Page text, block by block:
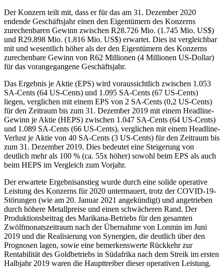
Der Konzern teilt mit, dass er für das am 31. Dezember 2020
endende Geschäftsjahr einen den Eigentümern des Konzerns
zurechenbaren Gewinn zwischen R28.726 Mio. (1.745 Mio. US$)
und R29.898 Mio. (1.816 Mio. US$) erwartet. Dies ist vergleichbar
mit und wesentlich höher als der den Eigentümern des Konzerns
zurechenbare Gewinn von R62 Millionen (4 Millionen US-Dollar)
für das vorangegangene Geschäftsjahr.
Das Ergebnis je Aktie (EPS) wird voraussichtlich zwischen 1.053
SA-Cents (64 US-Cents) und 1.095 SA-Cents (67 US-Cents)
liegen, verglichen mit einem EPS von 2 SA-Cents (0,2 US-Cents)
für den Zeitraum bis zum 31. Dezember 2019 mit einem Headline-
Gewinn je Aktie (HEPS) zwischen 1.047 SA-Cents (64 US-Cents)
und 1.089 SA-Cents (66 US-Cents), verglichen mit einem Headline-
Verlust je Aktie von 40 SA-Cents (3 US-Cents) für den Zeitraum bis
zum 31. Dezember 2019. Dies bedeutet eine Steigerung von
deutlich mehr als 100 % (ca. 55x höher) sowohl beim EPS als auch
beim HEPS im Vergleich zum Vorjahr.
Der erwartete Ergebnisanstieg wurde durch eine solide operative
Leistung des Konzerns für 2020 untermauert, trotz der COVID-19-
Störungen (wie am 20. Januar 2021 angekündigt) und angetrieben
durch höhere Metallpreise und einen schwächeren Rand. Der
Produktionsbeitrag des Marikana-Betriebs für den gesamten
Zwölfmonatszeitraum nach der Übernahme von Lonmin im Juni
2019 und die Realisierung von Synergien, die deutlich über den
Prognosen lagen, sowie eine bemerkenswerte Rückkehr zur
Rentabilität des Goldbetriebs in Südafrika nach dem Streik im ersten
Halbjahr 2019 waren die Haupttreiber dieser operativen Leistung.